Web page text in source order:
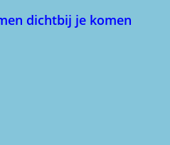
dichtbij je komen